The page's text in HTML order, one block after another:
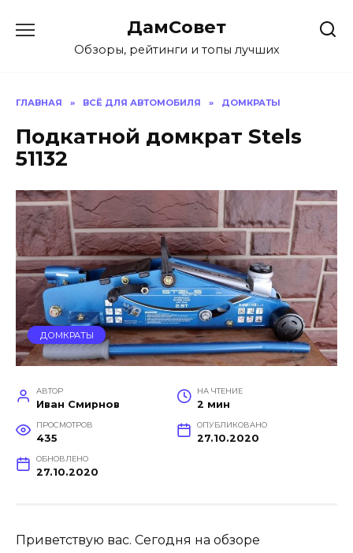
содержанию
ДамСовет
Обзоры, рейтинги и топы лучших
ГЛАВНАЯ » ВСЁ ДЛЯ АВТОМОБИЛЯ » ДОМКРАТЫ
Подкатной домкрат Stels
51132
ДОМКРАТЫ
АВТОР
Иван Смирнов
НА ЧТЕНИЕ
2 мин
ПРОСМОТРОВ
435
ОПУБЛИКОВАНО
27.10.2020
ОБНОВЛЕНО
27.10.2020
Приветствую вас. Сегодня на обзоре